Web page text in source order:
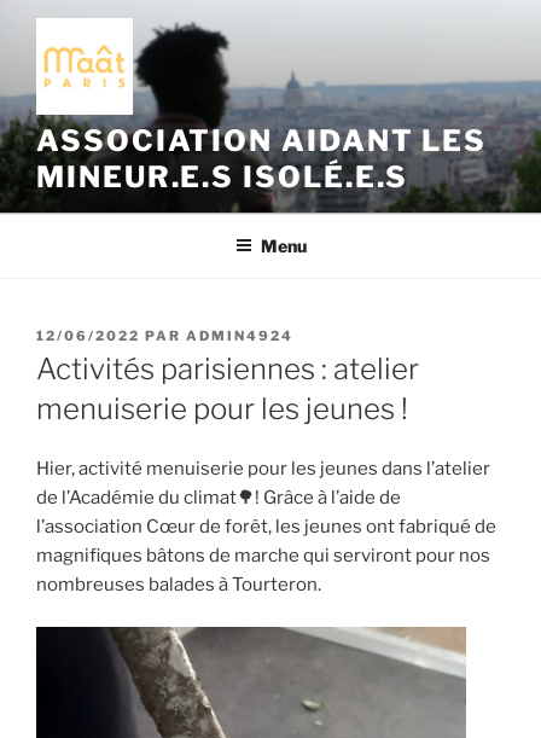
Aller
contenu
principal
ASSOCIATION AIDANT LES
MINEUR.E.S ISOLÉ.E.S
Menu
PUBLIÉ
LE
12/06/2022 PAR ADMIN4924
Activités parisiennes : atelier
menuiserie pour les jeunes !
Hier, activité menuiserie pour les jeunes dans l’atelier
de l’Académie du climat🌳! Grâce à l’aide de
l’association Cœur de forêt, les jeunes ont fabriqué de
magnifiques bâtons de marche qui serviront pour nos
nombreuses balades à Tourteron.